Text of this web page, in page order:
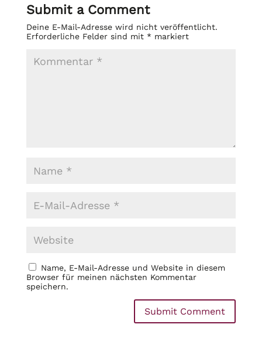
Submit a Comment
Deine E-Mail-Adresse wird nicht veröffentlicht.
Erforderliche Felder sind mit *markiert
Name, E-Mail-Adresse und Website in diesem
Browser für meinen nächsten Kommentar
speichern.